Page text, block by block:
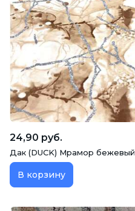
24,90 руб.
Дак (DUCK) Мрамор бежевый
В корзину